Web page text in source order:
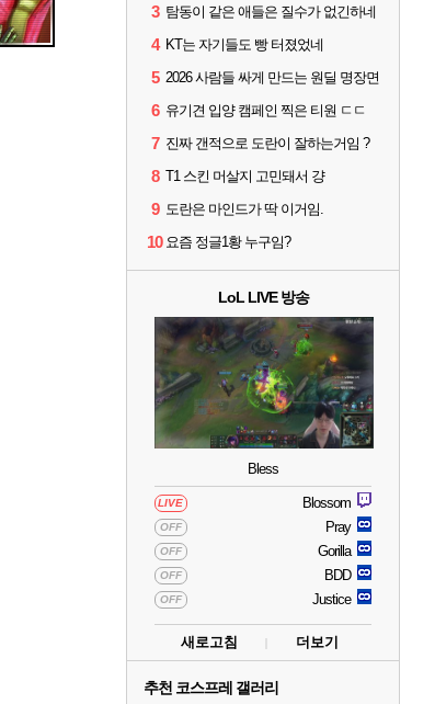
3 탐동이 같은 애들은 질수가 없긴하네
4 KT는 자기들도 빵 터졌었네
5 2026 사람들 싸게 만드는 원딜 명장면
6 유기견 입양 캠페인 찍은 티원 ㄷㄷ
7 진짜 갠적으로 도란이 잘하는거임 ?
8 T1 스킨 머살지 고민돼서 걍
9 도란은 마인드가 딱 이거임.
10 요즘 정글1황 누구임?
LoL LIVE 방송
Bless
LIVE Blossom
OFF Pray
OFF Gorilla
OFF BDD
OFF Justice
새로고침 더보기
추천 코스프레 갤러리